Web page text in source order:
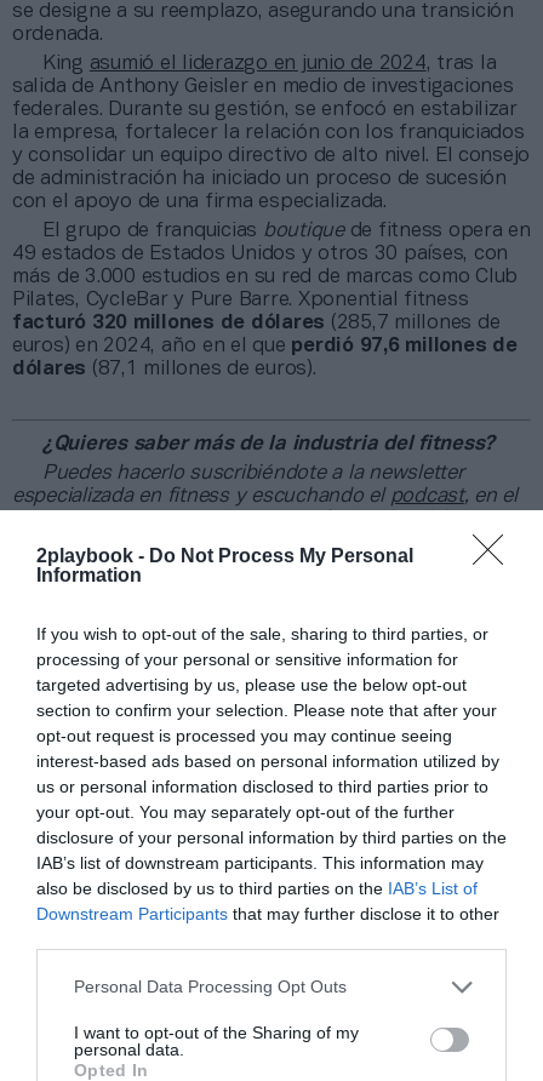
2playbook - Do Not Process My Personal
Information
If you wish to opt-out of the sale, sharing to third parties, or
processing of your personal or sensitive information for
targeted advertising by us, please use the below opt-out
section to confirm your selection. Please note that after your
opt-out request is processed you may continue seeing
interest-based ads based on personal information utilized by
us or personal information disclosed to third parties prior to
your opt-out. You may separately opt-out of the further
disclosure of your personal information by third parties on the
IAB’s list of downstream participants. This information may
also be disclosed by us to third parties on the IAB’s List of
Downstream Participants that may further disclose it to other
Personal Data Processing Opt Outs
I want to opt-out of the Sharing of my
personal data.
Opted In
Índex
Nombramiento
se designe a su reemplazo, asegurando una transición
ordenada.
King asumió el liderazgo en junio de 2024, tras la
salida de Anthony Geisler en medio de investigaciones
federales. Durante su gestión, se enfocó en estabilizar
la empresa, fortalecer la relación con los franquiciados
y consolidar un equipo directivo de alto nivel. El consejo
de administración ha iniciado un proceso de sucesión
con el apoyo de una firma especializada.
El grupo de franquicias boutique de fitness opera en
49 estados de Estados Unidos y otros 30 países, con
más de 3.000 estudios en su red de marcas como Club
Pilates, CycleBar y Pure Barre. Xponential fitness
facturó 320 millones de dólares (285,7 millones de
euros) en 2024, año en el que perdió 97,6 millones de
dólares (87,1 millones de euros).
¿Quieres saber más de la industria del fitness?
Puedes hacerlo suscribiéndote a la newsletter
especializada en fitness y escuchando el podcast, en el
a expertos en creación de marca, pricing, expansión y
creación de experiencias. Puedes escucharlo aquí y
Añadir2Playbookcomo fuente preferida de Google
de forma gratuita
Mantente informado con las últimas noticias de actualidad.
ACTIVAR AHORA
Compartir